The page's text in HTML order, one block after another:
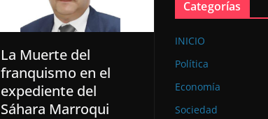
La Muerte del
franquismo en el
expediente del
Sáhara Marroqui
Categorías
INICIO
Política
Economía
Sociedad